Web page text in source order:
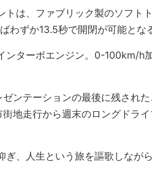
は、ファブリック製のソフト
ずか13.5秒で開閉が可能とな
ターボエンジン。0-100km/h
ンテーションの最後に残され
地走行から週末のロングドラ
、人生という旅を謳歌しなが